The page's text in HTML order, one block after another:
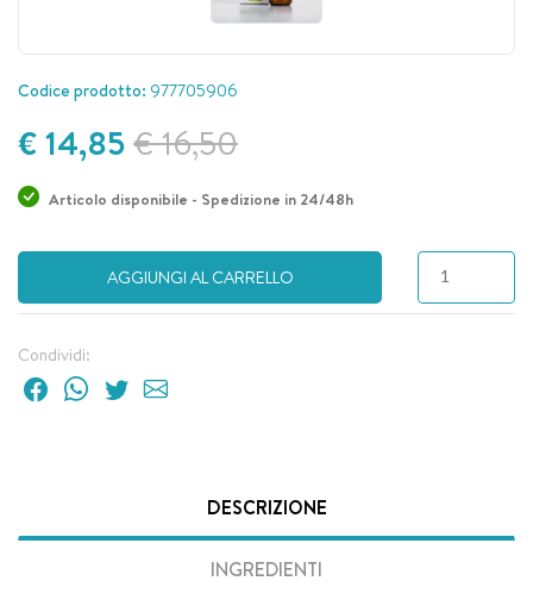
Codice prodotto: 977705906
€ 14,85€ 16,50
Articolo disponibile - Spedizione in 24/48h
AGGIUNGI AL CARRELLO
Condividi:
DESCRIZIONE
INGREDIENTI